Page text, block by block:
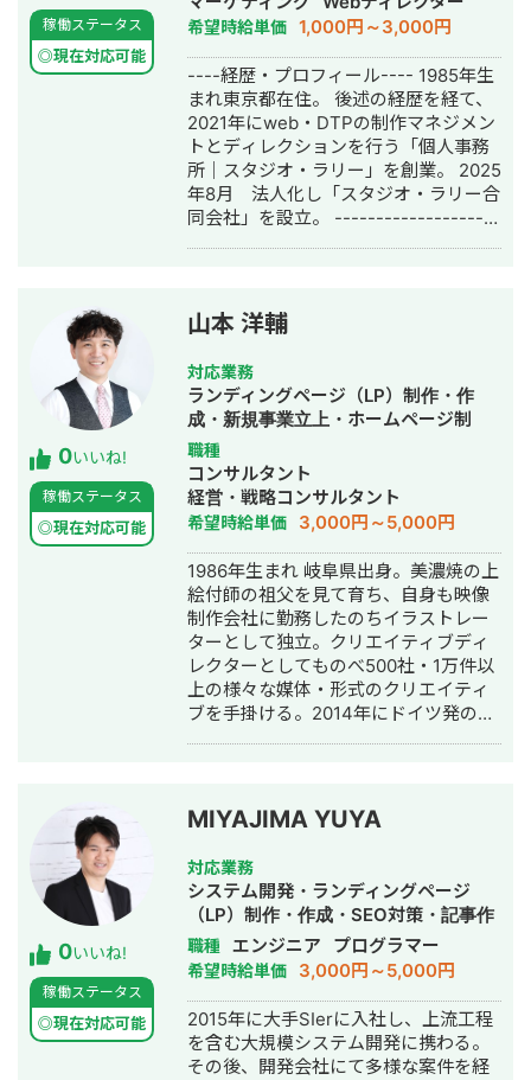
稼働ステータス
◎現在対応可能
希望時給単価 1,000円～3,000円
----経歴・プロフィール---- 1985年生
まれ東京都在住。 後述の経歴を経て、
2021年にweb・DTPの制作マネジメン
トとディレクションを行う「個人事務
所｜スタジオ・ラリー」を創業。 2025
年8月 法人化し「スタジオ・ラリー合
同会社」を設立。 --------------------
の運用から始め、通信や純広告の営業
等を経て、直近2021年秋頃まではweb
制作の営業とディレクターを5年程続け
ておりました。 2021年に脱サラして現
在までフリーで活動しておりました
が、2025年より1人法人として合同会
社化しました。 ホームページ制作にお
いて、エンドクライアントの業態は多
岐にわたり、「小～中規模」の制作案
件で多数の経験を積み重ねてまいりま
した。 フリーランスのクリエイターの
コネクションを使い、お客様のニーズ
に応えられる制作チームを以て、納品
までの制作ディレクションを丁寧かつ
迅速に進めてまいります。 「webデザ
インまで」「コーディングのみ」「サ
イト制作の営業」等、どのようなフェ
ーズでも承りますので、ご連絡お待ち
しております。
0いいね!
稼働ステータス
◎現在対応可能
山本 洋輔
対応業務
ランディングページ（LP）制作・作
成・新規事業立上・ホームページ制
作・作成・ロゴデザイン・作成・イラ
スト制作
職種
コンサルタント
経営・戦略コンサルタント
希望時給単価 3,000円～5,000円
1986年生まれ 岐阜県出身。美濃焼の上
絵付師の祖父を見て育ち、自身も映像
制作会社に勤務したのちイラストレー
ターとして独立。クリエイティブディ
レクターとしてものべ500社・1万件以
上の様々な媒体・形式のクリエイティ
ブを手掛ける。2014年にドイツ発の解
育コンテンツの企画制作を手がける株
式会社マルタントン取締役に就任し、
マーケティング領域を担当。2022年な
にゆえ株式会社設立、ブランディング
事業を開始。主に中小零細企業の経営
者に伴走し、企業のWHYを起点に比較
されずに選ばれる会社づくりを支援し
ている。2児の父。
0いいね!
稼働ステータス
◎現在対応可能
MIYAJIMA YUYA
対応業務
システム開発・ランディングページ
（LP）制作・作成・SEO対策・記事作
成代行・ライティング・ホームページ
制作・作成・バナー制作・デザイン・
ロゴデザイン・作成・イラスト制作・
オウンドメディア制作・構築・運用代
行・AI活用
職種 エンジニア プログラマー
希望時給単価 3,000円～5,000円
2015年に大手SIerに入社し、上流工程
を含む大規模システム開発に携わる。
その後、開発会社にて多様な案件を経